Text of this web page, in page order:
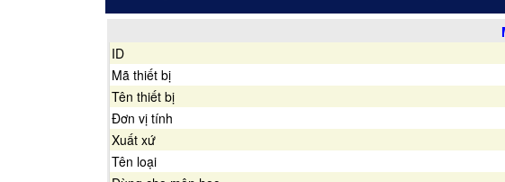
ID
Mã thiết bị
Tên thiết bị
Đơn vị tính
Xuất xứ
Tên loại